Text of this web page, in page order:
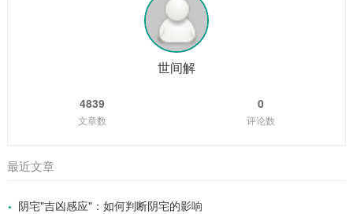
世间解
4839
文章数
0
评论数
最近文章
阴宅"吉凶感应"：如何判断阴宅的影响